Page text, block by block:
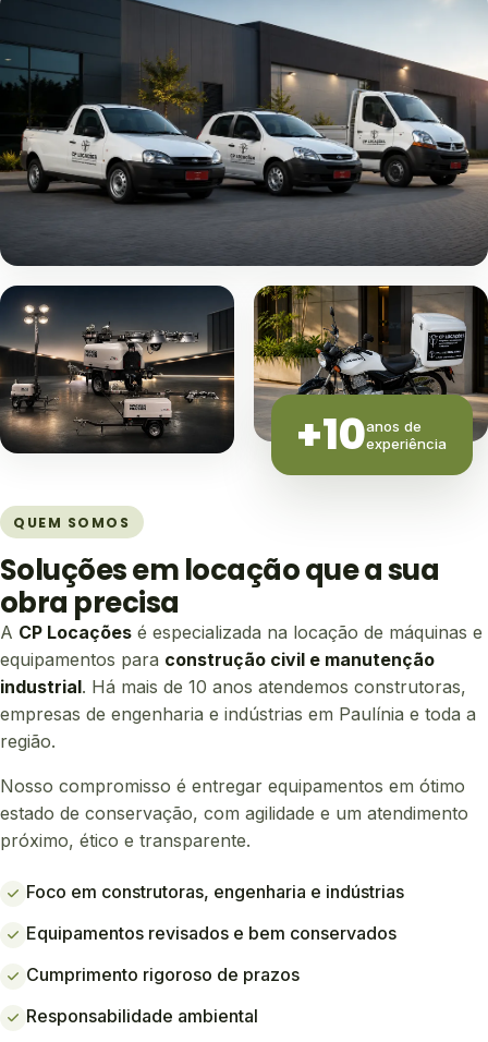
+10anos de
experiência
QUEM SOMOS
Soluções em locação que a sua
obra precisa
A CP Locações é especializada na locação de máquinas e
equipamentos para construção civil e manutenção
industrial. Há mais de 10 anos atendemos construtoras,
empresas de engenharia e indústrias em Paulínia e toda a
região.
Nosso compromisso é entregar equipamentos em ótimo
estado de conservação, com agilidade e um atendimento
próximo, ético e transparente.
Foco em construtoras, engenharia e indústrias
Equipamentos revisados e bem conservados
Cumprimento rigoroso de prazos
Responsabilidade ambiental